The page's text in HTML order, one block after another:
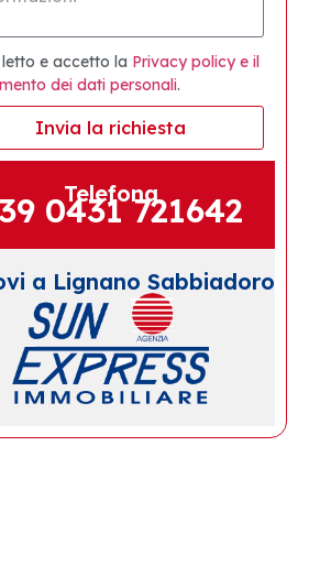
e accetto la Privacy policy e il
dei dati personali.
Invia la richiesta
Telefona
0431 721642
a Lignano Sabbiadoro